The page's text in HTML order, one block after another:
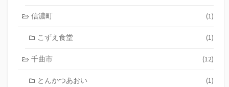
信濃町 (1)
こずえ食堂 (1)
千曲市 (12)
とんかつあおい (1)